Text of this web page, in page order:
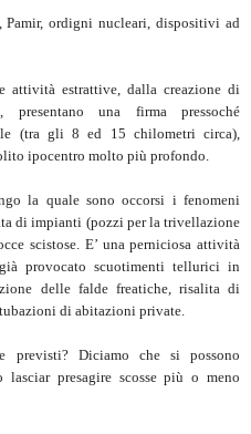
Pamir, ordigni nucleari, dispositivi ad
estrattive, dalla creazione di
presentano una firma pressoché
(tra gli 8 ed 15 chilometri circa),
ipocentro molto più profondo.
la quale sono occorsi i fenomeni
di impianti (pozzi per la trivellazione
scistose. E’ una perniciosa attività
provocato scuotimenti tellurici in
delle falde freatiche, risalita di
di abitazioni private.
previsti? Diciamo che si possono
presagire scosse più o meno